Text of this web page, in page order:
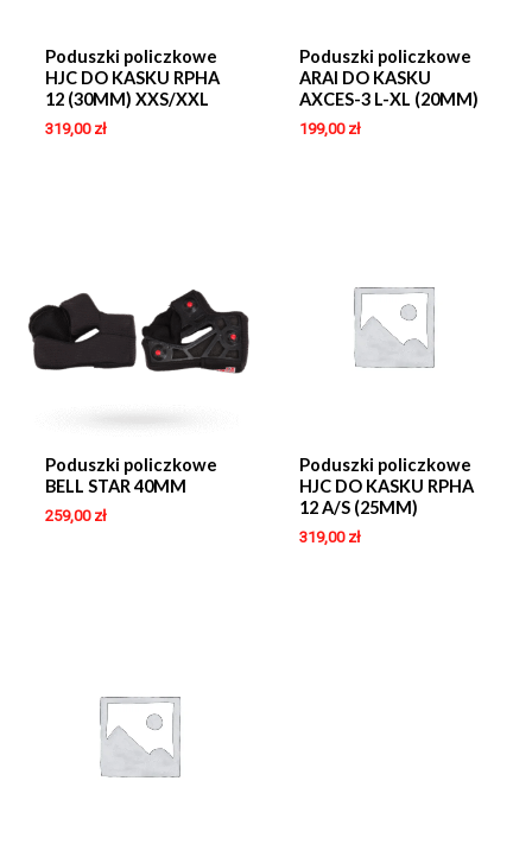
Poduszki policzkowe
HJC DO KASKU RPHA
12 (30MM) XXS/XXL
319,00 zł
Poduszki policzkowe
ARAI DO KASKU
AXCES-3 L-XL (20MM)
199,00 zł
Poduszki policzkowe
BELL STAR 40MM
259,00 zł
Poduszki policzkowe
HJC DO KASKU RPHA
12 A/S (25MM)
319,00 zł